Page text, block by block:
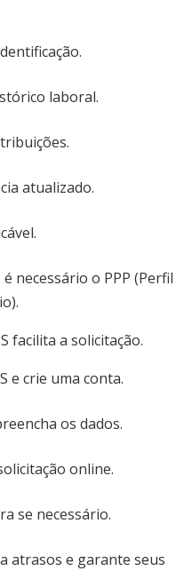
laboral.
atualizado.
necessário o PPP (Perfil
facilita a solicitação.
e crie uma conta.
os dados.
online.
se necessário.
atrasos e garante seus